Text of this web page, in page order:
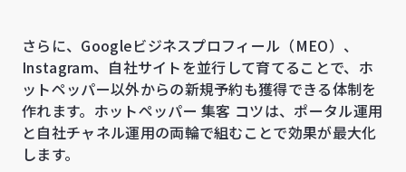
さらに、Googleビジネスプロフィール（MEO）、
Instagram、自社サイトを並行して育てることで、ホ
ットペッパー以外からの新規予約も獲得できる体制を
作れます。ホットペッパー 集客 コツは、ポータル運用
と自社チャネル運用の両輪で組むことで効果が最大化
します。